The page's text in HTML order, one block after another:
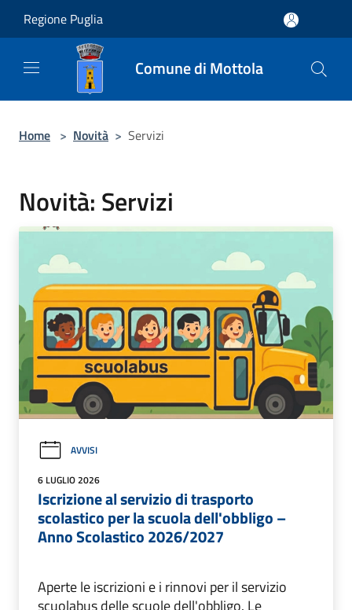
Regione Puglia
Comune di Mottola
Home > Novità > Servizi
Novità: Servizi
AVVISI
6 LUGLIO 2026
Iscrizione al servizio di trasporto
scolastico per la scuola dell'obbligo –
Anno Scolastico 2026/2027
Aperte le iscrizioni e i rinnovi per il servizio
scuolabus delle scuole dell'obbligo. Le